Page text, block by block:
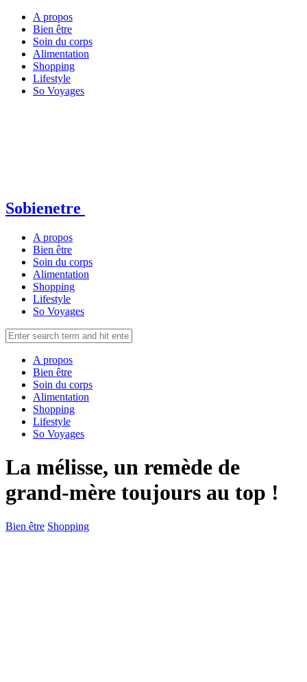
A propos
Bien être
Soin du corps
Alimentation
Shopping
Lifestyle
So Voyages
Sobienetre
A propos
Bien être
Soin du corps
Alimentation
Shopping
Lifestyle
So Voyages
A propos
Bien être
Soin du corps
Alimentation
Shopping
Lifestyle
So Voyages
La mélisse, un remède de
grand-mère toujours au top !
Bien être Shopping